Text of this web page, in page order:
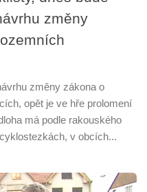
změny
změny zákona o
opět je ve hře prolomení
má podle rakouského
v obcích...